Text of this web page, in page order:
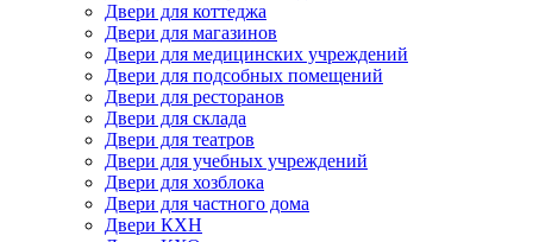
Двери для коттеджа
Двери для магазинов
Двери для медицинских учреждений
Двери для подсобных помещений
Двери для ресторанов
Двери для склада
Двери для театров
Двери для учебных учреждений
Двери для хозблока
Двери для частного дома
Двери КХН